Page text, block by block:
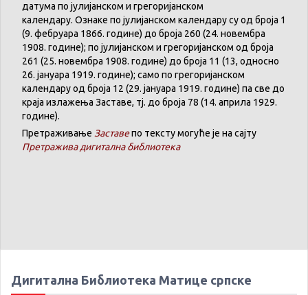
датума по јулијанском и грегоријанском
календару. Ознаке по јулијанском календару су од броја 1
(9. фебруара 1866. године) до броја 260 (24. новембра
1908. године); по јулијанском и грегоријанском од броја
261 (25. новембра 1908. године) до броја 11 (13, односно
26. јануара 1919. године); само по грегоријанском
календаруод броја 12 (29. јануара 1919. године) па све до
краја излажења Заставе, тј. до броја 78 (14. априла 1929.
године).
Претраживање Заставепо тексту могуће је на сајту
Претражива дигитална библиотека
Дигитална Библиотека Матице српске